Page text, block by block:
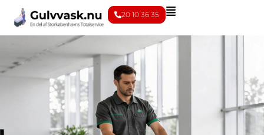
20 10 36 35